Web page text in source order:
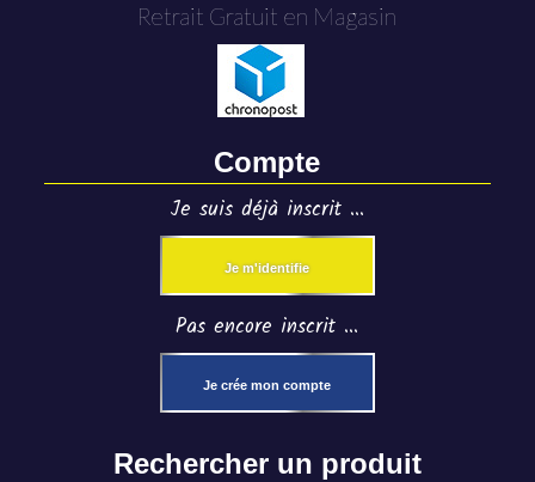
Retrait Gratuit en Magasin
Compte
Je suis déjà inscrit ...
Je m'identifie
Pas encore inscrit ...
Je crée mon compte
Rechercher un produit